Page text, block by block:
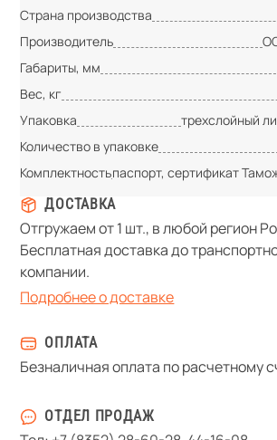
Страна производства
Производитель
Габариты, мм
Вес, кг
Упаковка
трехслойный
Количество в упаковке
Комплектностьпаспорт, сертификат
ДОСТАВКА
Отгружаем от 1 шт., в любой регион
Бесплатная доставка до
компании.
Подробнее о доставке
ОПЛАТА
Безналичная оплата по расчетному
ОТДЕЛ ПРОДАЖ